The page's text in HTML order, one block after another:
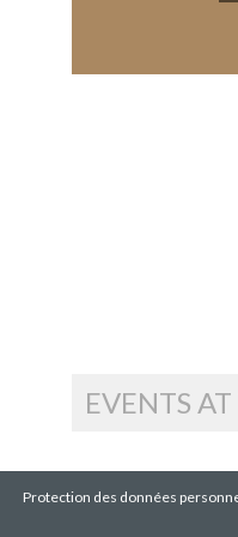
EVENTS
Protection des données